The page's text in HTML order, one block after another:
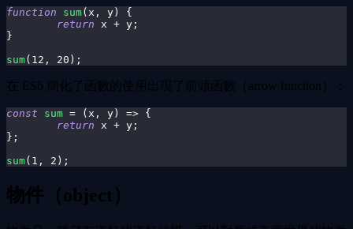
function sum( x , y)
{
return x + y ;
}
sum( 12 , 20 ) ;
在 ES6 簡化了函數的使用出現了箭頭函數（arrow function）：
const sum = ( x , y) => {
return x + y ;
} ;
sum( 1 , 2 ) ;
物件（object）